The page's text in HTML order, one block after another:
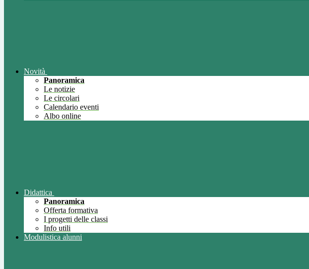
Novità
Panoramica
Le notizie
Le circolari
Calendario eventi
Albo online
Didattica
Panoramica
Offerta formativa
I progetti delle classi
Info utili
Modulistica alunni